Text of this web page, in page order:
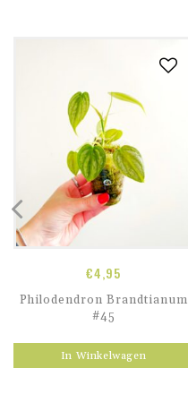
€4,95
Philodendron Brandtianum
#45
In Winkelwagen